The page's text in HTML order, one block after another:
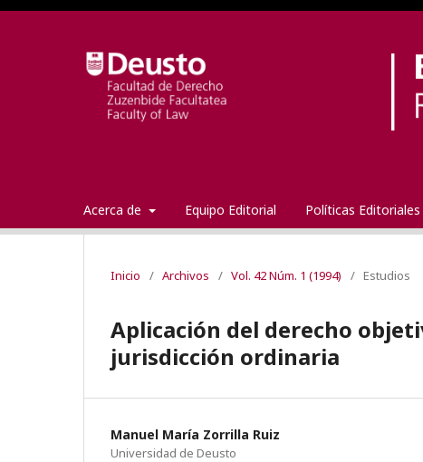
Acerca de Equipo Editorial Políticas Editoriales
Inicio / Archivos / Vol. 42 Núm. 1 (1994) / Estudios
Aplicación del derecho
jurisdicción ordinaria
Manuel María Zorrilla Ruiz
Universidad de Deusto